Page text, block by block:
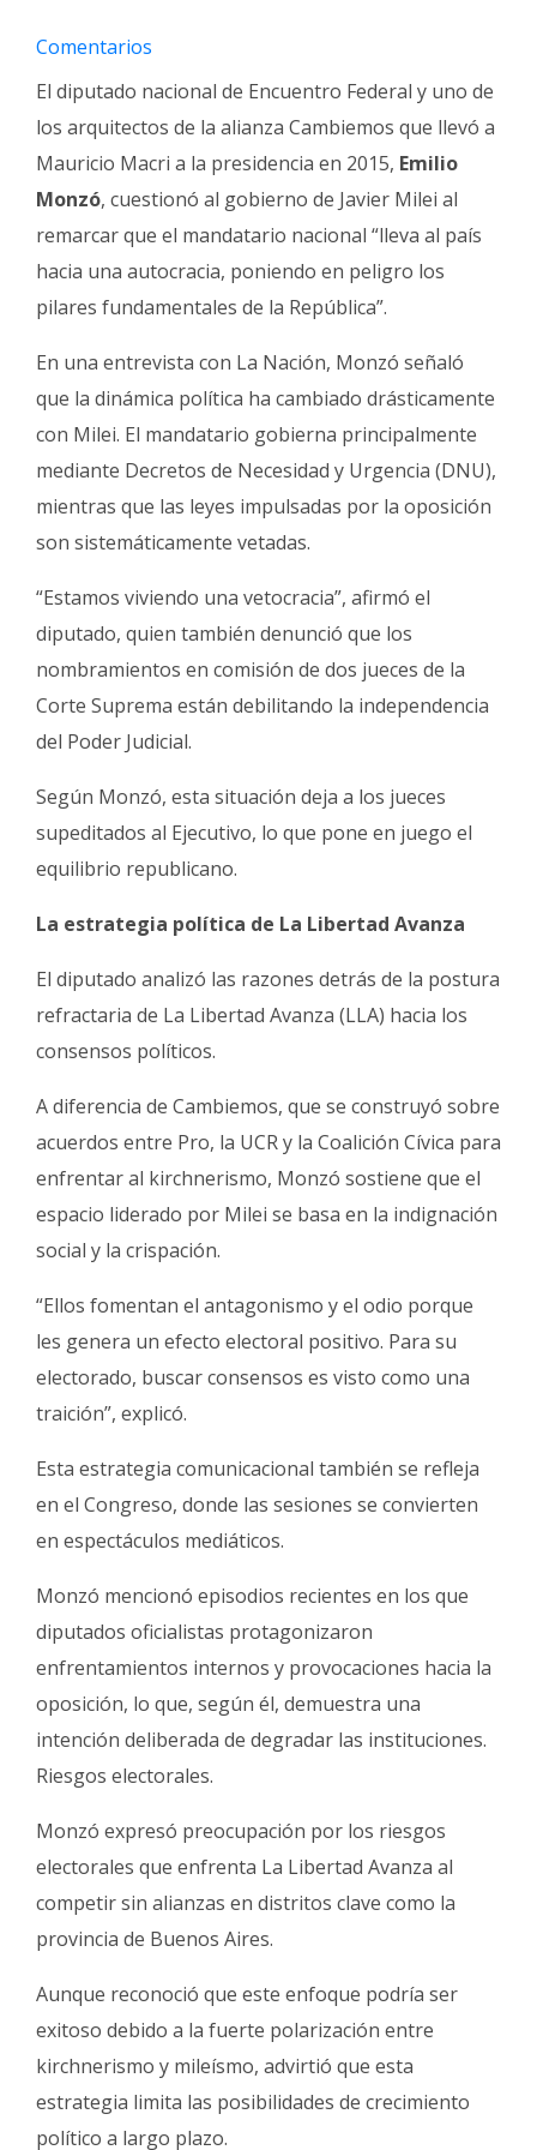
Comentarios
El diputado nacional de Encuentro Federal y uno de
los arquitectos de la alianza Cambiemos que llevó a
Mauricio Macri a la presidencia en 2015, Emilio
Monzó, cuestionó al gobierno de Javier Milei al
remarcar que el mandatario nacional “lleva al país
hacia una autocracia, poniendo en peligro los
pilares fundamentales de la República”.
En una entrevista con La Nación, Monzó señaló
que la dinámica política ha cambiado drásticamente
con Milei. El mandatario gobierna principalmente
mediante Decretos de Necesidad y Urgencia (DNU),
mientras que las leyes impulsadas por la oposición
son sistemáticamente vetadas.
“Estamos viviendo una vetocracia”, afirmó el
diputado, quien también denunció que los
nombramientos en comisión de dos jueces de la
Corte Suprema están debilitando la independencia
del Poder Judicial.
Según Monzó, esta situación deja a los jueces
supeditados al Ejecutivo, lo que pone en juego el
equilibrio republicano.
La estrategia política de La Libertad Avanza
El diputado analizó las razones detrás de la postura
refractaria de La Libertad Avanza (LLA) hacia los
consensos políticos.
A diferencia de Cambiemos, que se construyó sobre
acuerdos entre Pro, la UCR y la Coalición Cívica para
enfrentar al kirchnerismo, Monzó sostiene que el
espacio liderado por Milei se basa en la indignación
social y la crispación.
“Ellos fomentan el antagonismo y el odio porque
les genera un efecto electoral positivo. Para su
electorado, buscar consensos es visto como una
traición”, explicó.
Esta estrategia comunicacional también se refleja
en el Congreso, donde las sesiones se convierten
en espectáculos mediáticos.
Monzó mencionó episodios recientes en los que
diputados oficialistas protagonizaron
enfrentamientos internos y provocaciones hacia la
oposición, lo que, según él, demuestra una
intención deliberada de degradar las instituciones.
Riesgos electorales.
Monzó expresó preocupación por los riesgos
electorales que enfrenta La Libertad Avanza al
competir sin alianzas en distritos clave como la
provincia de Buenos Aires.
Aunque reconoció que este enfoque podría ser
exitoso debido a la fuerte polarización entre
kirchnerismo y mileísmo, advirtió que esta
estrategia limita las posibilidades de crecimiento
político a largo plazo.